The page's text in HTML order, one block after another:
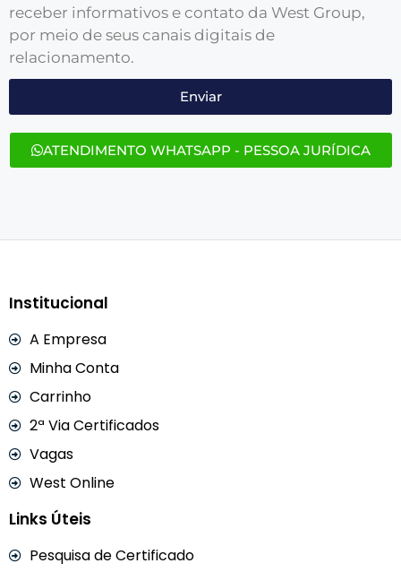
receber informativos e contato da West Group,
por meio de seus canais digitais de
relacionamento.
Enviar
ATENDIMENTO WHATSAPP - PESSOA JURÍDICA
Institucional
A Empresa
Minha Conta
Carrinho
2ª Via Certificados
Vagas
West Online
Links Úteis
Pesquisa de Certificado